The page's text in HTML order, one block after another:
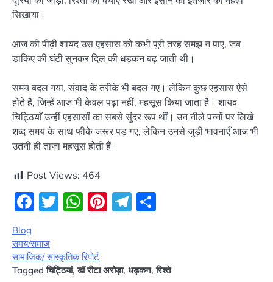
सिखाया।
आज की पीढ़ी शायद उस एहसास को कभी पूरी तरह समझ न पाए, जब
डाकिए की घंटी सुनकर दिल की धड़कन बढ़ जाती थी।
समय बदल गया, संवाद के तरीके भी बदल गए। लेकिन कुछ एहसास ऐसे
होते हैं, जिन्हें आज भी केवल पढ़ा नहीं, महसूस किया जाता है। शायद
चिट्ठियाँ उन्हीं एहसासों का सबसे सुंदर रूप थीं। उन नीले पन्नों पर लिखे
शब्द समय के साथ फीके जरूर पड़ गए, लेकिन उनसे जुड़ी भावनाएँ आज भी
उतनी ही ताज़ा महसूस होती हैं।
Post Views: 464
Facebook
Twitter
WhatsApp
Pinterest
Telegram
Blog
समय/समाज
सामाजिक/ सांस्कृतिक रिपोर्ट
Taggedचिट्ठियां,डॉ रीटा अरोड़ा, धड़कन,रिश्ते